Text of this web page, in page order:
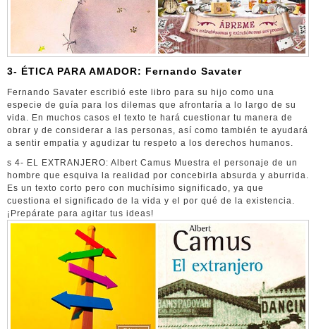
3- ÉTICA PARA AMADOR: Fernando Savater
Fernando Savater escribió este libro para su hijo como una
especie de guía para los dilemas que afrontaría a lo largo de su
vida. En muchos casos el texto te hará cuestionar tu manera de
obrar y de considerar a las personas, así como también te ayudará
a sentir empatía y agudizar tu respeto a los derechos humanos.
s 4- EL EXTRANJERO: Albert Camus Muestra el personaje de un
hombre que esquiva la realidad por concebirla absurda y aburrida.
Es un texto corto pero con muchísimo significado, ya que
cuestiona el significado de la vida y el por qué de la existencia.
¡Prepárate para agitar tus ideas!